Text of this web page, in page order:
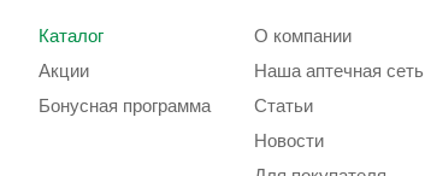
Каталог
Акции
Бонусная программа
О компании
Наша аптечная сеть
Статьи
Новости